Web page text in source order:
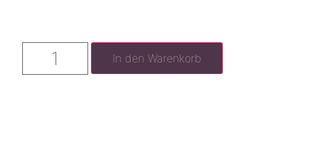
In den Warenkorb